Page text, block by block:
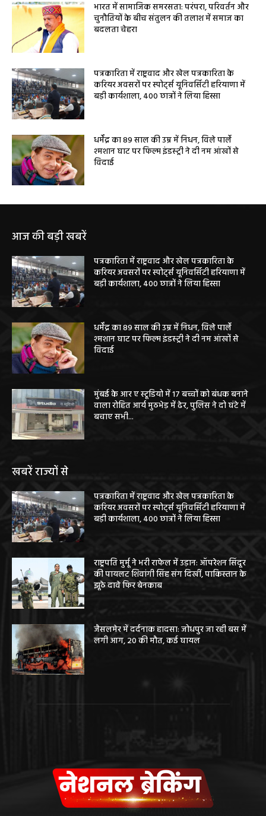
भारत में सामाजिक समरसता: परंपरा, परिवर्तन और
चुनौतियों के बीच संतुलन की तलाश में समाज का
बदलता चेहरा
पत्रकारिता में राष्ट्रवाद और खेल पत्रकारिता के
करियर अवसरों पर स्पोर्ट्स यूनिवर्सिटी हरियाणा में
बड़ी कार्यशाला, 400 छात्रों ने लिया हिस्सा
धर्मेंद्र का 89 साल की उम्र में निधन, विले पार्ले
श्मशान घाट पर फिल्म इंडस्ट्री ने दी नम आंखों से
विदाई
आज की बड़ी खबरें
पत्रकारिता में राष्ट्रवाद और खेल पत्रकारिता के
करियर अवसरों पर स्पोर्ट्स यूनिवर्सिटी हरियाणा में
बड़ी कार्यशाला, 400 छात्रों ने लिया हिस्सा
धर्मेंद्र का 89 साल की उम्र में निधन, विले पार्ले
श्मशान घाट पर फिल्म इंडस्ट्री ने दी नम आंखों से
विदाई
मुंबई के आर ए स्टूडियो में 17 बच्चों को बंधक बनाने
वाला रोहित आर्य मुठभेड़ में ढेर, पुलिस ने दो घंटे में
बचाए सभी...
खबरें राज्यों से
पत्रकारिता में राष्ट्रवाद और खेल पत्रकारिता के
करियर अवसरों पर स्पोर्ट्स यूनिवर्सिटी हरियाणा में
बड़ी कार्यशाला, 400 छात्रों ने लिया हिस्सा
राष्ट्रपति मुर्मू ने भरी राफेल में उड़ान: ऑपरेशन सिंदूर
की पायलट शिवांगी सिंह संग दिखीं, पाकिस्तान के
झूठे दावे फिर बेनकाब
जैसलमेर में दर्दनाक हादसा: जोधपुर जा रही बस में
लगी आग, 20 की मौत, कई घायल